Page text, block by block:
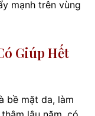
mạnh trên vùng
Giúp Hết
bề mặt da, làm